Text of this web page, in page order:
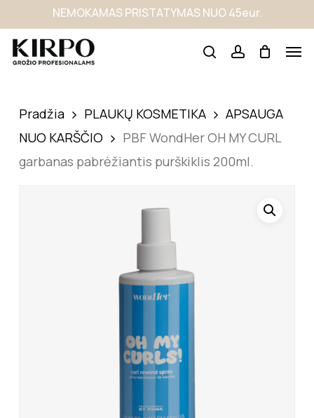
to
main
NEMOKAMAS PRISTATYMAS NUO 45eur.
Pradžia PLAUKŲ KOSMETIKA
APSAUGA
NUO KARŠČIO
PBF WondHer OH MY CURL
garbanas pabrėžiantis purškiklis 200ml.